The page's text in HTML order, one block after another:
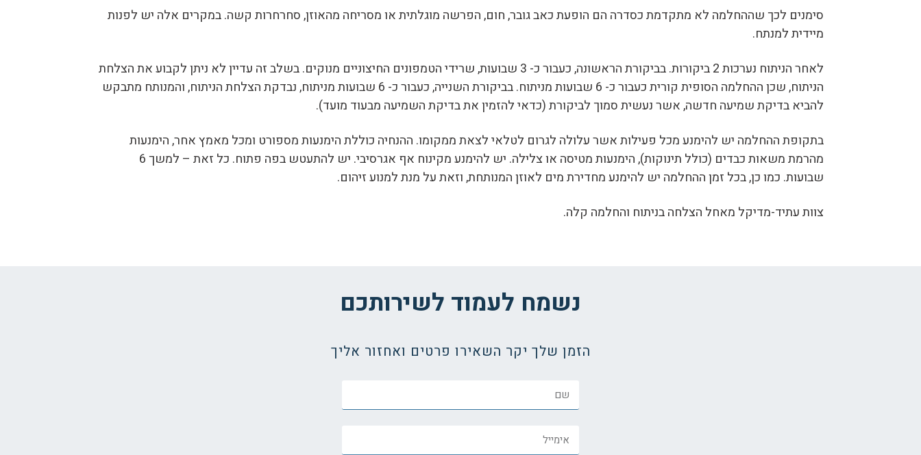
סימנים לכך שההחלמה לא מתקדמת כסדרה הם הופעת כאב גובר, חום, הפרשה מוגלתית או מסריחה מהאוזן, סחרחרות קשה. במקרים אלה יש לפנות
מיידית למנתח.
לאחר הניתוח נערכות 2 ביקורות. בביקורת הראשונה, כעבור כ- 3 שבועות, שרידי הטמפונים החיצוניים מנוקים. בשלב זה עדיין לא ניתן לקבוע את הצלחת
הניתוח, שכן ההחלמה הסופית קורית כעבור כ- 6 שבועות מניתוח. בביקורת השנייה, כעבור כ- 6 שבועות מניתוח, נבדקת הצלחת הניתוח, והמנותח מתבקש
להביא בדיקת שמיעה חדשה, אשר נעשית סמוך לביקורת (כדאי להזמין את בדיקת השמיעה מבעוד מועד).
בתקופת ההחלמה יש להימנע מכל פעילות אשר עלולה לגרום לטלאי לצאת ממקומו. ההנחיה כוללת הימנעות מספורט ומכל מאמץ אחר, הימנעות
מהרמת משאות כבדים (כולל תינוקות), הימנעות מטיסה או צלילה. יש להימנע מקינוח אף אגרסיבי. יש להתעטש בפה פתוח. כל זאת – למשך 6
שבועות. כמו כן, בכל זמן ההחלמה יש להימנע מחדירת מים לאוזן המנותחת, וזאת על מנת למנוע זיהום.
צוות עתיד-מדיקל מאחל הצלחה בניתוח והחלמה קלה.
נשמח לעמוד לשירותכם
הזמן שלך יקר השאירו פרטים ואחזור אליך